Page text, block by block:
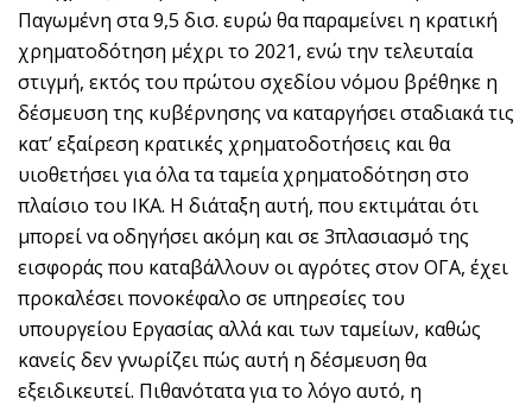
Παγωμένη στα 9,5 δισ. ευρώ θα παραμείνει η κρατική
χρηματοδότηση μέχρι το 2021, ενώ την τελευταία
στιγμή, εκτός του πρώτου σχεδίου νόμου βρέθηκε η
δέσμευση της κυβέρνησης να καταργήσει σταδιακά τις
κατ’ εξαίρεση κρατικές χρηματοδοτήσεις και θα
υιοθετήσει για όλα τα ταμεία χρηματοδότηση στο
πλαίσιο του ΙΚΑ. Η διάταξη αυτή, που εκτιμάται ότι
μπορεί να οδηγήσει ακόμη και σε 3πλασιασμό της
εισφοράς που καταβάλλουν οι αγρότες στον ΟΓΑ, έχει
προκαλέσει πονοκέφαλο σε υπηρεσίες του
υπουργείου Εργασίας αλλά και των ταμείων, καθώς
κανείς δεν γνωρίζει πώς αυτή η δέσμευση θα
εξειδικευτεί. Πιθανότατα για το λόγο αυτό, η